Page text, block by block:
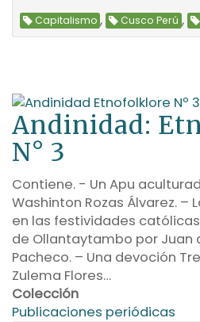
Capitalismo , Cusco Perú ,
Andinidad:
N° 3
Contiene. - Un Apu
Washinton Rozas Álvarez. –
en las festividades
de Ollantaytambo por Juan
Pacheco. – Una devoción
Zulema Flores…
Colección
Publicaciones periódicas